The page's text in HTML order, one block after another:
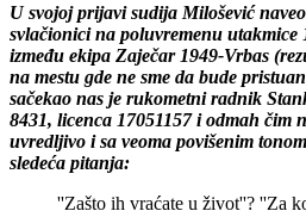
U svojoj prijavi sudija Milošević
svlačionici na poluvremenu utakmice
između ekipa Zaječar 1949-Vrbas
na mestu gde ne sme da bude
sačekao nas je rukometni radnik
8431, licenca 17051157 i odmah čim
uvredljivo i sa veoma povišenim
sledeća pitanja:
''Zašto ih vraćate u život''? ''Za